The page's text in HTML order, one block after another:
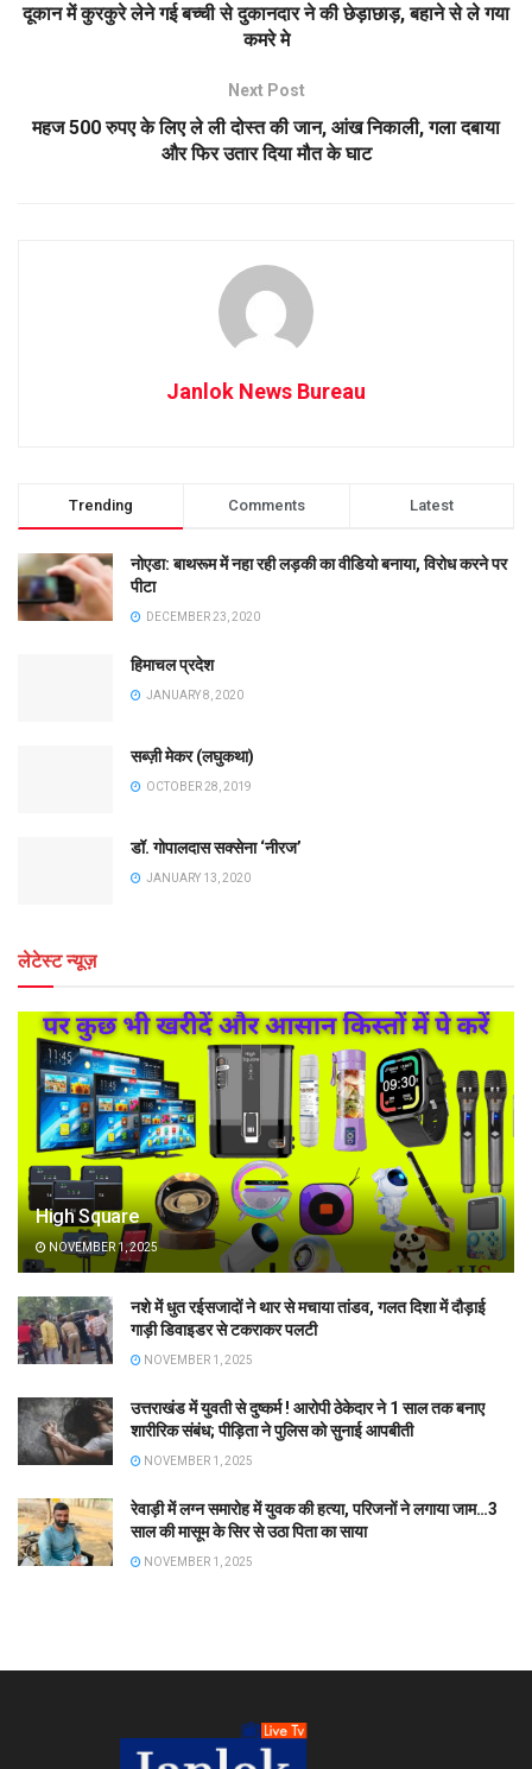
दूकान में कुरकुरे लेने गई बच्ची से दुकानदार ने की छेड़ाछाड़, बहाने से ले गया
कमरे मे
Next Post
महज 500 रुपए के लिए ले ली दोस्त की जान, आंख निकाली, गला दबाया
और फिर उतार दिया मौत के घाट
Janlok News Bureau
Trending Comments Latest
नोएडा: बाथरूम में नहा रही लड़की का वीडियो बनाया, विरोध करने पर
पीटा
DECEMBER 23, 2020
हिमाचल प्रदेश
JANUARY 8, 2020
सब्ज़ी मेकर (लघुकथा)
OCTOBER 28, 2019
डॉ. गोपालदास सक्सेना ‘नीरज’
JANUARY 13, 2020
लेटेस्ट न्यूज़
High Square
NOVEMBER 1, 2025
नशे में धुत रईसजादों ने थार से मचाया तांडव, गलत दिशा में दौड़ाई
गाड़ी डिवाइडर से टकराकर पलटी
NOVEMBER 1, 2025
उत्तराखंड में युवती से दुष्कर्म ! आरोपी ठेकेदार ने 1 साल तक बनाए
शारीरिक संबंध; पीड़िता ने पुलिस को सुनाई आपबीती
NOVEMBER 1, 2025
रेवाड़ी में लग्न समारोह में युवक की हत्या, परिजनों ने लगाया जाम…3
साल की मासूम के सिर से उठा पिता का साया
NOVEMBER 1, 2025